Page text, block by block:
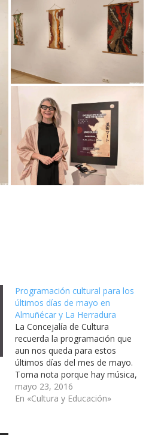
Programación cultural para los
últimos días de mayo en
Almuñécar y La Herradura
La Concejalía de Cultura
recuerda la programación que
aun nos queda para estos
últimos días del mes de mayo.
Toma nota porque hay música,
teatro, conferencias, y aún se
pueden visitar dos interesantes
mayo 23, 2016
En «Cultura y Educación»